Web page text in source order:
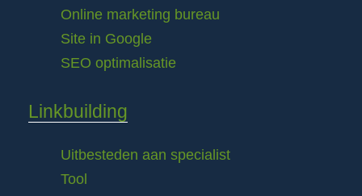
Online marketing bureau
Site in Google
SEO optimalisatie
Linkbuilding
Uitbesteden aan specialist
Tool